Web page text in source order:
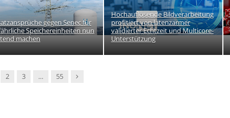
gegen Senec für
Speichereinheiten nun
machen
Hochauflösende Bildverarbeitung
profitiert von latenzarmer
validierter Echtzeit und Multicore-
Unterstützung
2 3 … 55 Nachfolger